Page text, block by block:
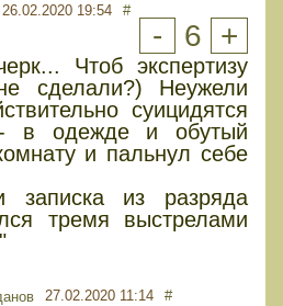
26.02.2020 19:54 #
- 6 +
Чтоб экспертизу
сделали?) Неужели
суицидятся
в одежде и обутый
и пальнул себе
записка из разряда
тремя выстрелами
27.02.2020 11:14 #